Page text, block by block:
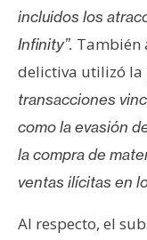
T
m
a
s
R
incluidos los
Infinity”. También
delictiva utilizó
transacciones
como la evasión
la compra de
ventas ilícitas en
Al respecto, el